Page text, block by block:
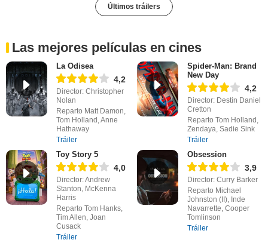
Últimos tráilers
Las mejores películas en cines
La Odisea
4,2
Director: Christopher
Nolan
Reparto Matt Damon,
Tom Holland, Anne
Hathaway
Tráiler
Spider-Man: Brand
New Day
4,2
Director: Destin Daniel
Cretton
Reparto Tom Holland,
Zendaya, Sadie Sink
Tráiler
Toy Story 5
4,0
Director: Andrew
Stanton, McKenna
Harris
Reparto Tom Hanks,
Tim Allen, Joan
Cusack
Tráiler
Obsession
3,9
Director: Curry Barker
Reparto Michael
Johnston (II), Inde
Navarrette, Cooper
Tomlinson
Tráiler